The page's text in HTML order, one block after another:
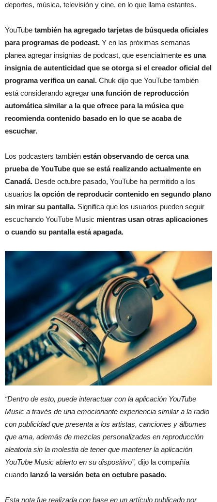
deportes, música, televisión y cine, en lo que llama estantes.
YouTube también ha agregado tarjetas de búsqueda oficiales
para programas de podcast. Y en las próximas semanas
planea agregar insignias de podcast, que esencialmente es una
insignia de autenticidad que se otorga si el creador oficial del
programa verifica un canal. Chuk dijo que YouTube también
está considerando agregar una función de reproducción
automática similar a la que ofrece para la música que
recomienda contenido basado en lo que se acaba de
escuchar.
Los podcasters también están observando de cerca una
prueba de YouTube que se está realizando actualmente en
Canadá. Desde octubre pasado, YouTube ha permitido a los
usuarios la opción de reproducir contenido en segundo plano
sin mirar su pantalla. Significa que los usuarios pueden seguir
escuchando YouTube Music mientras usan otras aplicaciones
o cuando su pantalla está apagada.
“Dentro de esto, puede interactuar con la aplicación YouTube
Music a través de una emocionante experiencia similar a la radio
con publicidad que presenta a los artistas, canciones y álbumes
que ama, además de mezclas personalizadas en reproducción
aleatoria sin la molestia de tener que mantener la aplicación
YouTube Music abierto en su dispositivo”, dijo la compañía
cuando lanzó la versión beta en octubre pasado.
Esta nota fue realizada con base en un artículo publicado por